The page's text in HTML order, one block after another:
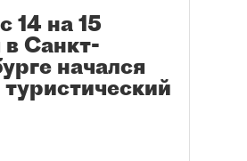
14 на 15
в Санкт-
начался